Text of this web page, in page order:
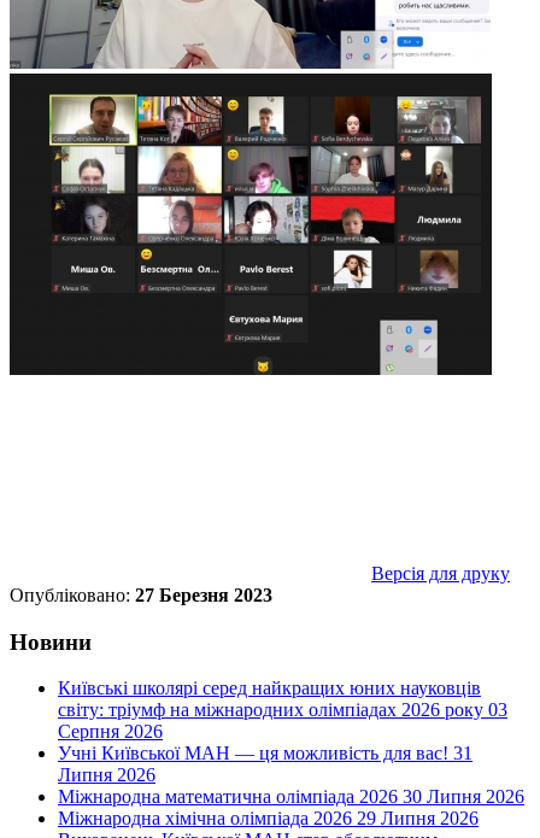
Версія для друку
Опубліковано: 27 Березня 2023
Новини
Київські школярі серед найкращих юних науковців
світу: тріумф на міжнародних олімпіадах 2026 року 03
Серпня 2026
Учні Київської МАН — ця можливість для вас! 31
Липня 2026
Міжнародна математична олімпіада 2026 30 Липня 2026
Міжнародна хімічна олімпіада 2026 29 Липня 2026